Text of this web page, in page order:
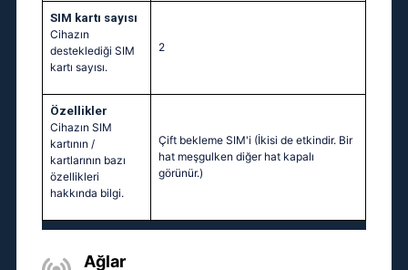
SIM kartı sayısı
Cihazın
desteklediği SIM
kartı sayısı.
2
Özellikler
Cihazın SIM
kartının /
kartlarının bazı
özellikleri
hakkında bilgi.
Çift bekleme SIM'i (İkisi de etkindir. Bir
hat meşgulken diğer hat kapalı
görünür.)
Ağlar